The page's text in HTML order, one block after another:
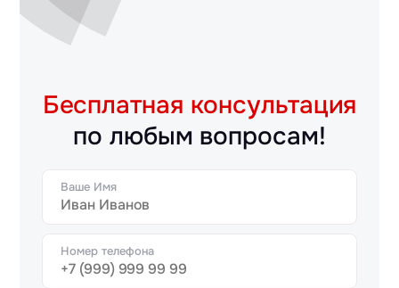
Бесплатная консультация
по любым вопросам!
Ваше Имя
Номер телефона